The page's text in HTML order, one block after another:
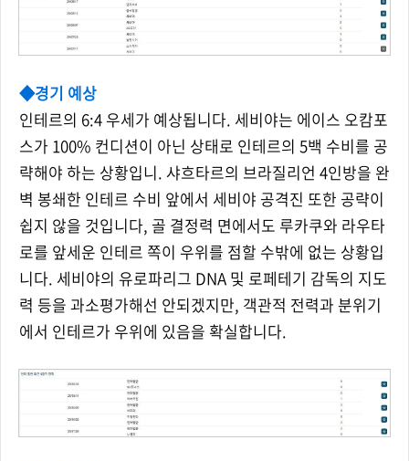
◆경기 예상
인테르의 6:4 우세가 예상됩니다. 세비야는 에이스 오캄포
스가 100% 컨디션이 아닌 상태로 인테르의 5백 수비를 공
략해야 하는 상황입니. 샤흐타르의 브라질리언 4인방을 완
벽 봉쇄한 인테르 수비 앞에서 세비야 공격진 또한 공략이
쉽지 않을 것입니다, 골 결정력 면에서도 루카쿠와 라우타
로를 앞세운 인테르 쪽이 우위를 점할 수밖에 없는 상황입
니다. 세비야의 유로파리그 DNA 및 로페테기 감독의 지도
력 등을 과소평가해선 안되겠지만, 객관적 전력과 분위기
에서 인테르가 우위에 있음을 확실합니다.